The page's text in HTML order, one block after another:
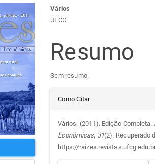
Conteúdo
do
artigo
principal
Vários
UFCG
Resumo
Sem resumo.
Detalhes
do
artigo
Como Citar
Vários. (2011). Edição Completa.
Econômicas, 31(2). Recuperado
https://